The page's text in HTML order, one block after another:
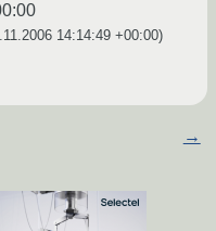
14:14:49 +00:00)
→